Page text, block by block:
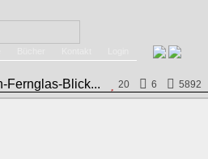
Fernglas-Blick... 20 6 5892